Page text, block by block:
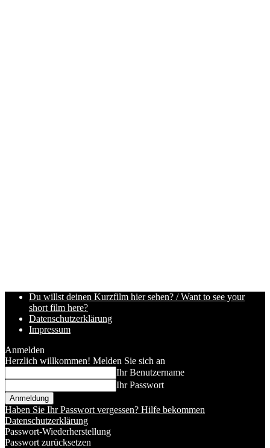
Du willst deinen Kurzfilm hier sehen? / Want to see your
short film here?
Datenschutzerklärung
Impressum
Anmelden
Herzlich willkommen! Melden Sie sich an
Ihr Benutzername
Ihr Passwort
Haben Sie Ihr Passwort vergessen? Hilfe bekommen
Datenschutzerklärung
Passwort-Wiederherstellung
Passwort zurücksetzen